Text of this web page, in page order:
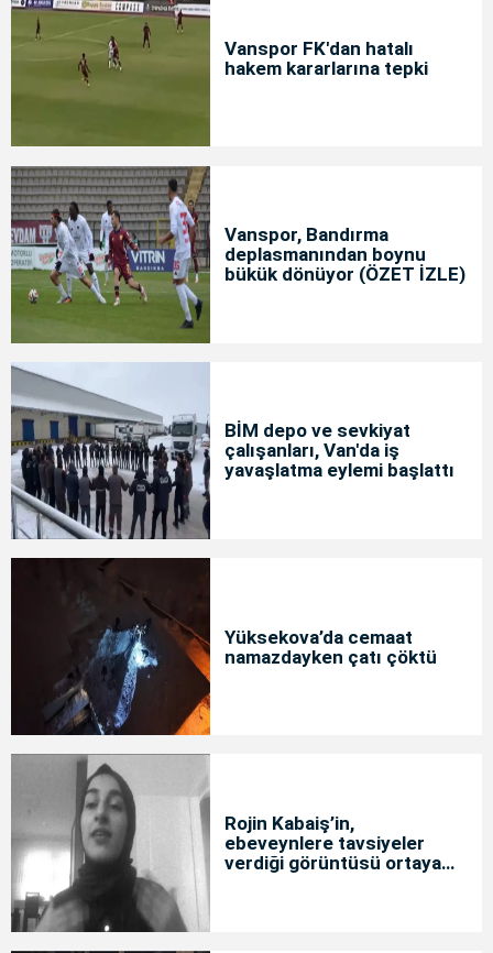
Vanspor FK'dan hatalı
hakem kararlarına tepki
Vanspor, Bandırma
deplasmanından boynu
bükük dönüyor (ÖZET İZLE)
BİM depo ve sevkiyat
çalışanları, Van'da iş
yavaşlatma eylemi başlattı
Yüksekova’da cemaat
namazdayken çatı çöktü
Rojin Kabaiş’in,
ebeveynlere tavsiyeler
verdiği görüntüsü ortaya